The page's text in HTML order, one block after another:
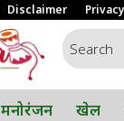
Disclaimer
मनोरंजन खेल